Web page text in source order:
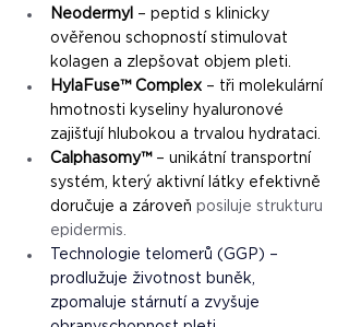
Neodermyl – peptid s klinicky
ověřenou schopností stimulovat
kolagen a zlepšovat objem pleti.
HylaFuse™ Complex – tři molekulární
hmotnosti kyseliny hyaluronové
zajišťují hlubokou a trvalou hydrataci.
Calphasomy™ – unikátní transportní
systém, který aktivní látky efektivně
doručuje a zároveň posiluje strukturu
epidermis.
Technologie telomerů (GGP) –
prodlužuje životnost buněk,
zpomaluje stárnutí a zvyšuje